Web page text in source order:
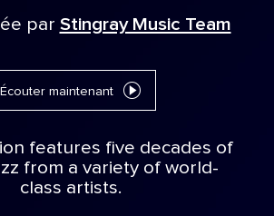
par Stingray Music Team
Écouter maintenant
features five decades of
from a variety of world-
class artists.